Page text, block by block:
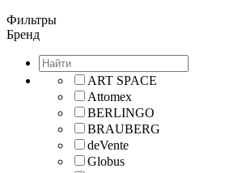
Фильтры
Бренд
ART SPACE
Attomex
BERLINGO
BRAUBERG
deVente
Globus